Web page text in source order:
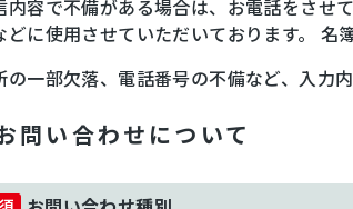
内容で不備がある場合は、お電話をさせ
どに使用させていただいております。 名
の一部欠落、電話番号の不備など、入力
問い合わせについて